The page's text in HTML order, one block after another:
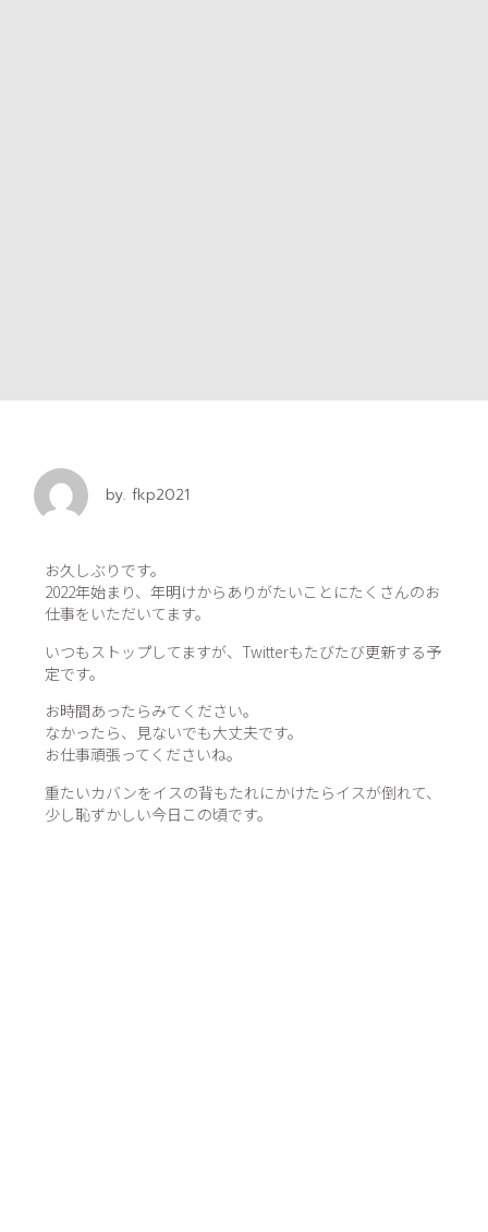
by.fkp2021
お久しぶりです。
2022年始まり、年明けからありがたいことにたくさんのお
仕事をいただいてます。
いつもストップしてますが、Twitterもたびたび更新する予
定です。
お時間あったらみてください。
なかったら、見ないでも大丈夫です。
お仕事頑張ってくださいね。
重たいカバンをイスの背もたれにかけたらイスが倒れて、
少し恥ずかしい今日この頃です。